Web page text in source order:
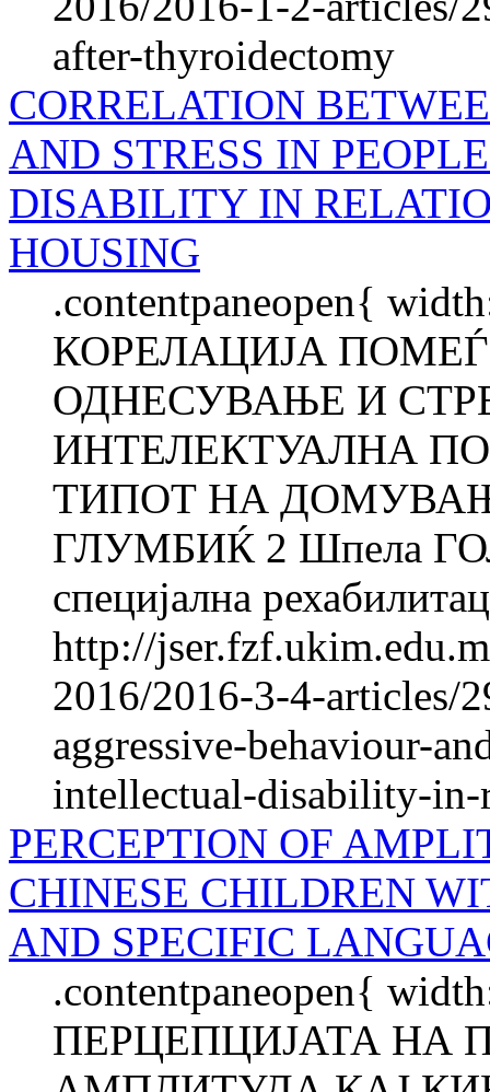
after-thyroidectomy
CORRELATION
AND STRESS IN
DISABILITY IN
HOUSING
.contentpaneopen{
КОРЕЛАЦИЈА
ОДНЕСУВАЊЕ И
ИНТЕЛЕКТУАЛНА
ТИПОТ НА
ГЛУМБИЌ 2 Шпела
специјална
http://
2016/2016-3-4-articles/
aggressive-behaviour-
intellectual-disability-
PERCEPTION OF
CHINESE CHILDREN
AND SPECIFIC
.contentpaneopen{
ПЕРЦЕПЦИЈАТА НА